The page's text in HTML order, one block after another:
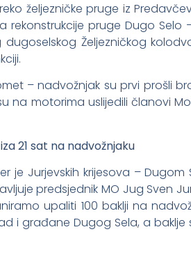
željezničke pruge iz
rekonstrukcije pruge Dugo Selo
Željezničkog
– nadvožnjak su prvi prošli
na motorima uslijedili članovi
21 sat na nadvožnjaku
je Jurjevskih krijesova –
predsjednik MO Jug
upaliti 100 baklji na
i građane Dugog Sela, a